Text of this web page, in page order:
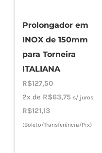
Prolongador em
INOX de 150mm
para Torneira
ITALIANA
R$127,50
2x de R$63,75 s/ juros
R$121,13
(Boleto/Transferência/Pix)